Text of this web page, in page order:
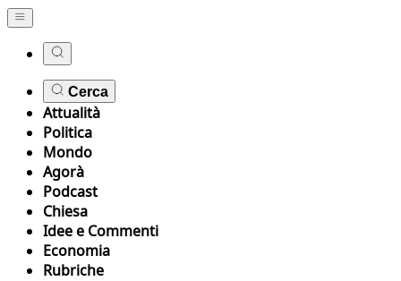
Cerca
Attualità
Politica
Mondo
Agorà
Podcast
Chiesa
Idee e Commenti
Economia
Rubriche